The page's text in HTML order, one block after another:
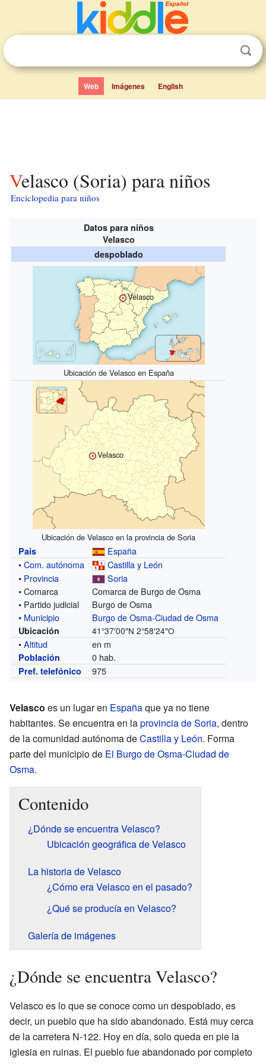
Web Imágenes English
Velasco (Soria) para niños
Enciclopedia para niños
Datos para niños
Velasco
despoblado
Velasco
Ubicación de Velasco en España
Velasco
Ubicación de Velasco en la provincia de Soria
País
España
•Com. autónoma
Castilla y León
• Provincia
Soria
• Comarca
Comarca de Burgo de Osma
• Partido judicial
Burgo de Osma
• Municipio Burgo de Osma-Ciudad de Osma
Ubicación 41°37′00″N 2°58′24″O
•Altitud en m
Población 0 hab.
Pref. telefónico 975
Velasco es un lugar en Españaque ya no tiene
habitantes. Se encuentra en laprovincia de Soria, dentro
de la comunidad autónoma deCastilla y León. Forma
parte del municipio de El Burgo de Osma-Ciudad de
Osma.
Contenido
¿Dónde se encuentra Velasco?
Ubicación geográfica de Velasco
La historia de Velasco
¿Cómo era Velasco en el pasado?
¿Qué se producía en Velasco?
Galería de imágenes
¿Dónde se encuentra Velasco?
Velasco es lo que se conoce como un despoblado, es
decir, un pueblo que ha sido abandonado. Está muy cerca
de la carretera N-122. Hoy en día, solo queda en pie la
iglesia en ruinas. El pueblo fue abandonado por completo